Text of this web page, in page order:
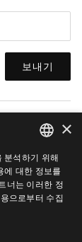
보내기
×
분석하기 위해
에 대한 정보를
너는 이러한 정
으로부터 수집